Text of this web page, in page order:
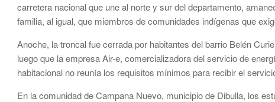
carretera nacional que une al norte y sur del departamento,
familia, al igual, que miembros de comunidades indígenas que
Anoche, la troncal fue cerrada por habitantes del barrio Belén
luego que la empresa Air-e, comercializadora del servicio de
habitacional no reunía los requisitos mínimos para recibir el
En la comunidad de Campana Nuevo, municipio de Dibulla, los